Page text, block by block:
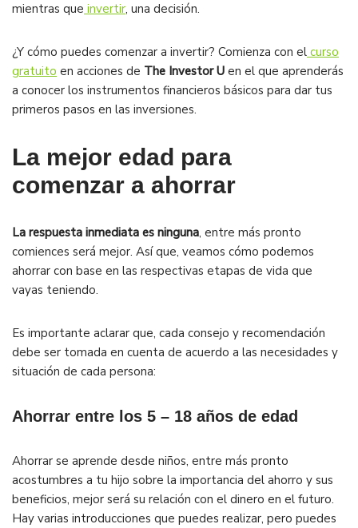
mientras que invertir, una decisión.
¿Y cómo puedes comenzar a invertir? Comienza con el curso
gratuito en acciones de The Investor U en el que aprenderás
a conocer los instrumentos financieros básicos para dar tus
primeros pasos en las inversiones.
La mejor edad para
comenzar a ahorrar
La respuesta inmediata es ninguna, entre más pronto
comiences será mejor. Así que, veamos cómo podemos
ahorrar con base en las respectivas etapas de vida que
vayas teniendo.
Es importante aclarar que, cada consejo y recomendación
debe ser tomada en cuenta de acuerdo a las necesidades y
situación de cada persona:
Ahorrar entre los 5 – 18 años de edad
Ahorrar se aprende desde niños, entre más pronto
acostumbres a tu hijo sobre la importancia del ahorro y sus
beneficios, mejor será su relación con el dinero en el futuro.
Hay varias introducciones que puedes realizar, pero puedes